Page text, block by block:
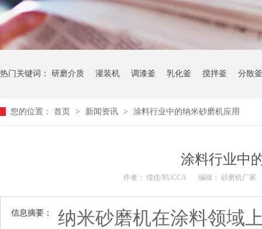
热门关键词： 研磨介质 灌装机 调漆釜 乳化釜 搅拌釜 分散釜
您的位置： 首页 > 新闻资讯 > 涂料行业中的纳米砂磨机应用
涂料行业中
作者： 儒佳/RUCCA 编辑： 砂磨机厂家
信息摘要：
纳米砂磨机在涂料领域